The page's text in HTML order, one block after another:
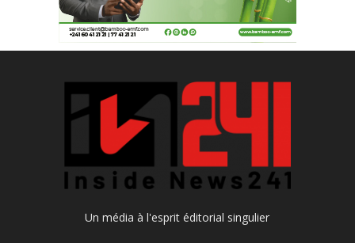
Un média à l'esprit éditorial singulier